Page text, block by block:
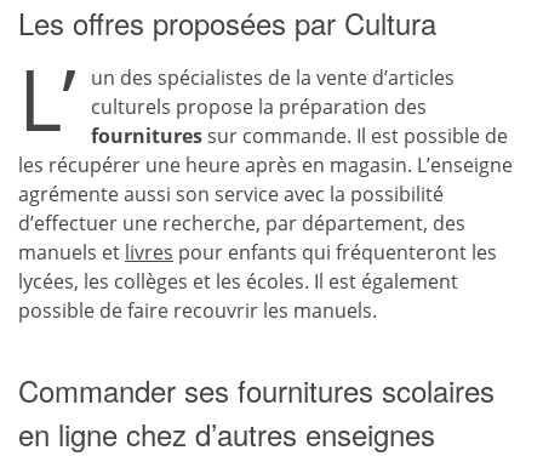
Les offres proposées par Cultura
L’
un des spécialistes de la vente d’articles
culturels propose la préparation des
fournituressur commande. Il est possible de
les récupérer une heure après en magasin. L’enseigne
agrémente aussi son service avec la possibilité
d’effectuer une recherche, par département, des
manuels et livres pour enfants qui fréquenteront les
lycées, les collèges et les écoles. Il est également
possible de faire recouvrir les manuels.
Commander ses fournitures scolaires
en ligne chez d’autres enseignes